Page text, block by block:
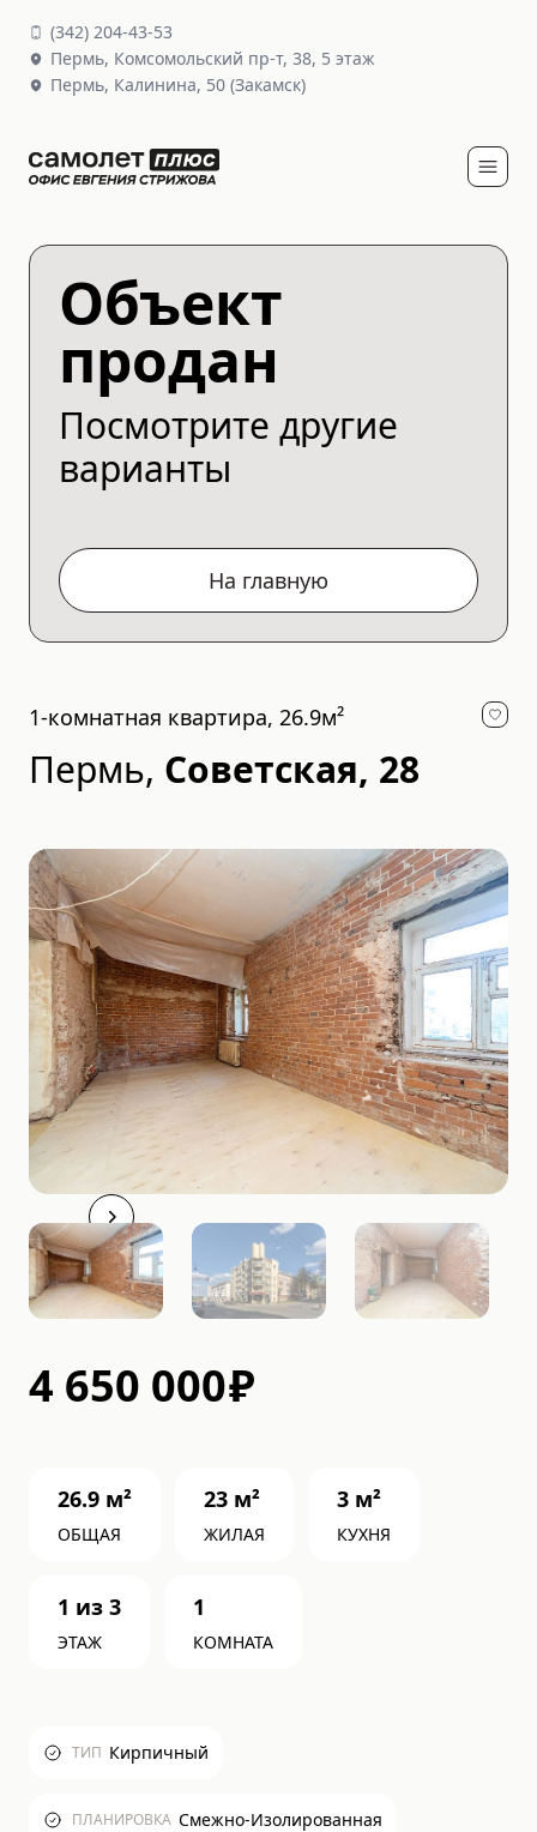
(342) 204-43-53
Пермь, Комсомольский пр-т, 38, 5 этаж
Пермь, Калинина, 50 (Закамск)
Объект
продан
Посмотрите другие
варианты
На главную
1-комнатная квартира, 26.9м²
Пермь, Советская, 28
4 650 000₽
26.9 м²
ОБЩАЯ
23 м²
ЖИЛАЯ
3 м²
КУХНЯ
1 из 3
ЭТАЖ
1
КОМНАТА
ТИП Кирпичный
ПЛАНИРОВКА Смежно-Изолированная